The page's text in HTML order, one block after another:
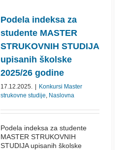
Podela indeksa za
studente MASTER
STRUKOVNIH STUDIJA
upisanih školske
2025/26 godine
17.12.2025.
Konkursi Master
strukovne studije, Naslovna
Podela indeksa za studente
MASTER STRUKOVNIH
STUDIJA upisanih školske